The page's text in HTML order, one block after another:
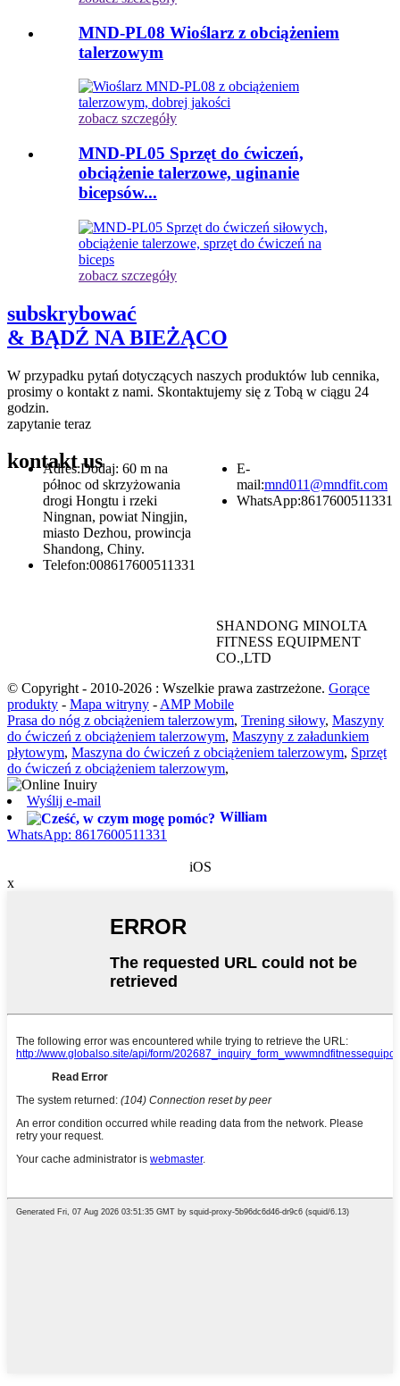
MND-PL08 Wioślarz z obciążeniem
talerzowym
zobacz szczegóły
MND-PL05 Sprzęt do ćwiczeń,
obciążenie talerzowe, uginanie
bicepsów...
zobacz szczegóły
subskrybować
& BĄDŹ NA BIEŻĄCO
W przypadku pytań dotyczących naszych produktów lub cennika,
prosimy o kontakt z nami. Skontaktujemy się z Tobą w ciągu 24
godzin.
zapytanie teraz
kontaktus
Adres:Dodaj: 60 m na
północ od skrzyżowania
drogi Hongtu i rzeki
Ningnan, powiat Ningjin,
miasto Dezhou, prowincja
Shandong, Chiny.
Telefon:008617600511331
E-
mail:mnd011@mndfit.com
WhatsApp:8617600511331
SHANDONG MINOLTA
FITNESS EQUIPMENT
CO.,LTD
© Copyright - 2010-2026 : Wszelkie prawa zastrzeżone. Gorące
produkty - Mapa witryny - AMP Mobile
Prasa do nóg z obciążeniem talerzowym, Trening siłowy, Maszyny
do ćwiczeń z obciążeniem talerzowym, Maszyny z załadunkiem
płytowym, Maszyna do ćwiczeń z obciążeniem talerzowym, Sprzęt
do ćwiczeń z obciążeniem talerzowym,
Wyślij e-mail
William
WhatsApp: 8617600511331
iOS
x